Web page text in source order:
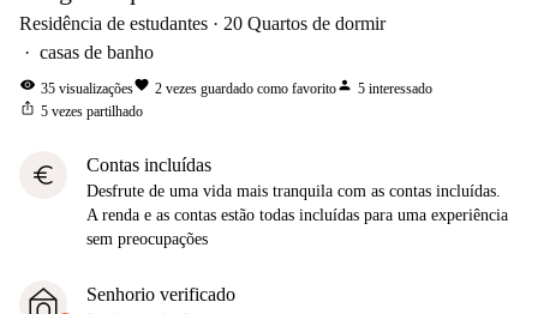
Residência de estudantes 20 Quartos de dormir
casas de banho
visibility 35 visualizaçõesfavorite 2 vezes guardado como favoritoperson 5 interessado
ios_share 5 vezes partilhado
euro Contas incluídas
Desfrute de uma vida mais tranquila com as contas incluídas.
A renda e as contas estão todas incluídas para uma experiência
sem preocupações
Senhorio verificado